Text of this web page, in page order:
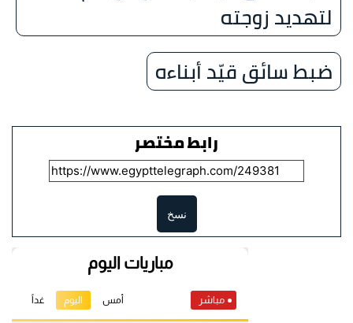
لتهديد زوجته
ضبط سائق قيّد أبناءه
رابط مختصر
نسخ